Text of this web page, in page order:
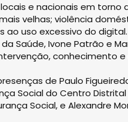
e nacionais em torno
velhas; violência
ao uso excessivo do digital.
Saúde, Ivone Patrão e
conhecimento
de Paulo
Social do Centro
Social, e Alexandre